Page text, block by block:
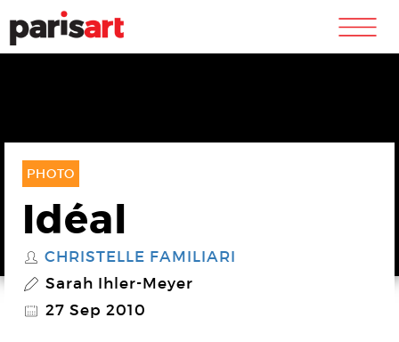
m
PHOTO
Idéal
S CHRISTELLE FAMILIARI
P Sarah Ihler-Meyer
@ 27 Sep 2010